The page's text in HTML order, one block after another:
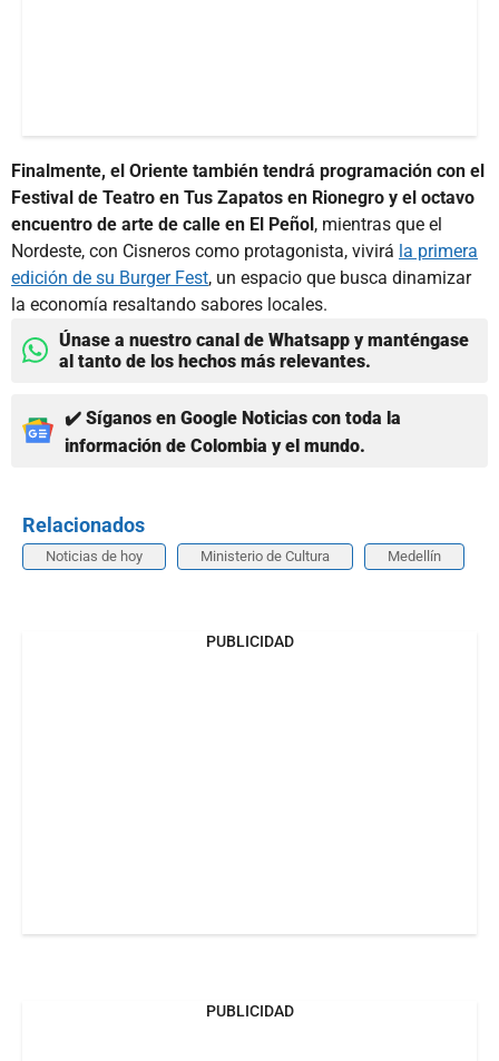
Finalmente, el Oriente también tendrá programación con el
Festival de Teatro en Tus Zapatos en Rionegro y el octavo
encuentro de arte de calle en El Peñol, mientras que el
Nordeste, con Cisneros como protagonista, vivirá la primera
edición de su Burger Fest, un espacio que busca dinamizar
la economía resaltando sabores locales.
Únase a nuestro canal de Whatsapp y manténgase
al tanto de los hechos más relevantes.
✔️ Síganos en Google Noticias con toda la
información de Colombia y el mundo.
Relacionados
Noticias de hoy Ministerio de Cultura Medellín
PUBLICIDAD
PUBLICIDAD